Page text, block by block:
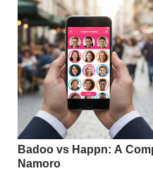
Badoo vs Happn: A
Namoro